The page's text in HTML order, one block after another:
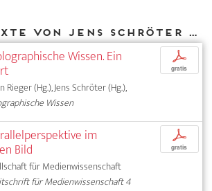
Weitere Texte von Jens Schröter bei DIAPHANES
Wissen. Ein
Rieger (Hg.), Jens Schröter (Hg.),
Wissen
p
gratis
im
Bild
für Medienwissenschaft
für Medienwissenschaft 4
p
gratis